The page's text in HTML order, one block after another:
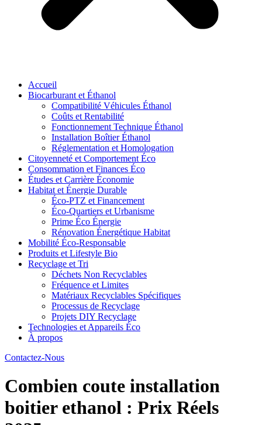
Accueil
Biocarburant et Éthanol
Compatibilité Véhicules Éthanol
Coûts et Rentabilité
Fonctionnement Technique Éthanol
Installation Boîtier Éthanol
Réglementation et Homologation
Citoyenneté et Comportement Éco
Consommation et Finances Éco
Études et Carrière Économie
Habitat et Énergie Durable
Éco-PTZ et Financement
Éco-Quartiers et Urbanisme
Prime Éco Énergie
Rénovation Énergétique Habitat
Mobilité Éco-Responsable
Produits et Lifestyle Bio
Recyclage et Tri
Déchets Non Recyclables
Fréquence et Limites
Matériaux Recyclables Spécifiques
Processus de Recyclage
Projets DIY Recyclage
Technologies et Appareils Éco
À propos
Contactez-Nous
Combien coute installation
boitier ethanol : Prix Réels